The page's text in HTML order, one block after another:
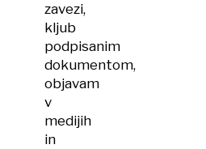
zavezi,
kljub
podpisanim
dokumentom,
objavam
v
medijih
in